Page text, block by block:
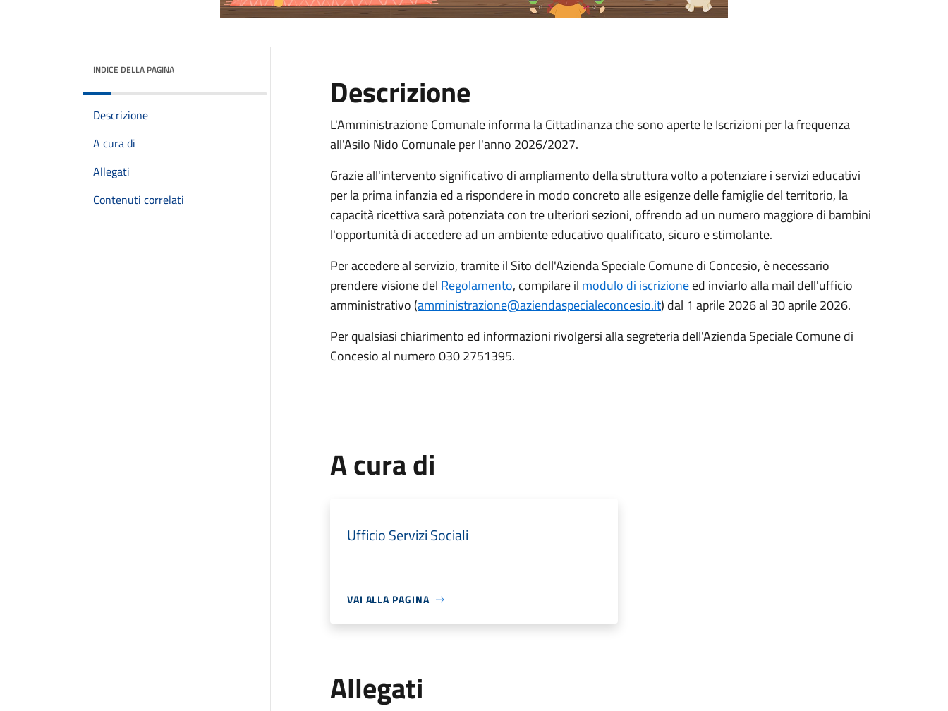
INDICE DELLA PAGINA
Descrizione
A cura di
Allegati
Contenuti correlati
Descrizione
L'Amministrazione Comunale informa la Cittadinanza che sono aperte le Iscrizioni per la frequenza
all'Asilo Nido Comunale per l'anno 2026/2027.
Grazie all'intervento significativo di ampliamento della struttura volto a potenziare i servizi educativi
per la prima infanzia ed a rispondere in modo concreto alle esigenze delle famiglie del territorio, la
capacità ricettiva sarà potenziata con tre ulteriori sezioni, offrendo ad un numero maggiore di bambini
l'opportunità di accedere ad un ambiente educativo qualificato, sicuro e stimolante.
Per accedere al servizio, tramite il Sito dell'Azienda Speciale Comune di Concesio, è necessario
prendere visione del Regolamento, compilare il modulo di iscrizioneed inviarlo alla mail dell'ufficio
amministrativo (amministrazione@aziendaspecialeconcesio.it) dal 1 aprile 2026 al 30 aprile 2026.
Per qualsiasi chiarimento ed informazioni rivolgersi alla segreteria dell'Azienda Speciale Comune di
Concesio al numero 030 2751395.
A cura di
Ufficio Servizi Sociali
VAI ALLA PAGINA
Allegati